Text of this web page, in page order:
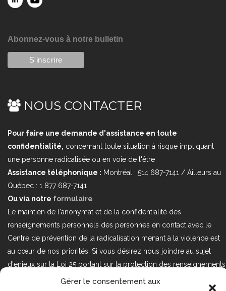
Gérer le consentement aux
Abonnez-vous à notre bulletin
NOUS CONTACTER
Pour faire une demande d'assistance en toute
confidentialité, concernant toute situation à risque impliquant
une personne radicalisée ou en voie de l'être
Assistance téléphonique : Montréal : 514 687-7141 / Ailleurs au
Québec : 1 877 687-7141
Ou via notre formulaire
Le maintien de l'anonymat et de la confidentialité des
renseignements personnels des personnes en contact avec le
Centre de prévention de la radicalisation menant à la violence est
au cœur de nos priorités. Si vous désirez nous joindre au sujet
d'enjeux sur la Loi 25 portant sur la protection des renseignements
personnels dans le secteur privé, veuillez communiquer avec